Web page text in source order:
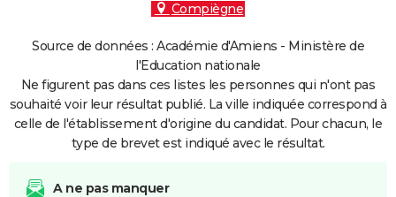
Compiègne
Source de données : Académie d'Amiens - Ministère de
l'Education nationale
Ne figurent pas dans ces listes les personnes qui n'ont pas
souhaité voir leur résultat publié. La ville indiquée correspond à
celle de l'établissement d'origine du candidat. Pour chacun, le
type de brevet est indiqué avec le résultat.
A ne pas manquer